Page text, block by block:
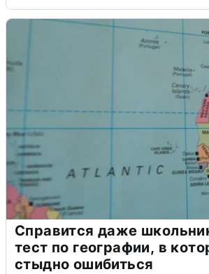
Справится даже
тест по географии, в
стыдно ошибиться